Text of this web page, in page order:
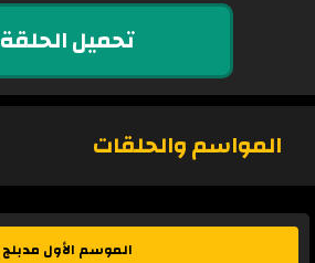
تحميل الحلقة
المواسم والحلقات
الموسم الأول مدبلج